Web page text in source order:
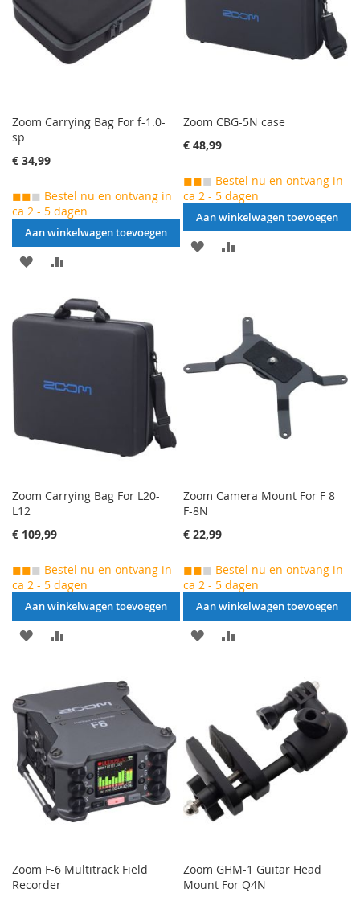
Zoom Carrying Bag For f-1.0-
sp
€ 34,99
◼◼◼ Bestel nu en ontvang in
ca 2 - 5 dagen
Aan winkelwagen toevoegen
AAN
TOEVOEGEN
OM
Zoom CBG-5N case
€ 48,99
◼◼◼ Bestel nu en ontvang in
ca 2 - 5 dagen
Aan winkelwagen toevoegen
AAN
VERGELIJKEN
Zoom Carrying Bag For L20-
L12
€ 109,99
◼◼◼ Bestel nu en ontvang in
ca 2 - 5 dagen
Aan winkelwagen toevoegen
AAN
TOEVOEGEN
OM
TE
VERGELIJKEN
Zoom Camera Mount For F 8
F-8N
€ 22,99
◼◼◼ Bestel nu en ontvang in
ca 2 - 5 dagen
Aan winkelwagen toevoegen
AAN
VERGELIJKEN
Zoom F-6 Multitrack Field
Recorder
Zoom GHM-1 Guitar Head
Mount For Q4N